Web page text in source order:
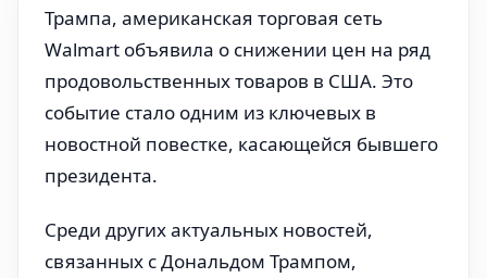
Трампа, американская торговая сеть
Walmart объявила о снижении цен на ряд
продовольственных товаров в США. Это
событие стало одним из ключевых в
новостной повестке, касающейся бывшего
президента.
Среди других актуальных новостей,
связанных с Дональдом Трампом,